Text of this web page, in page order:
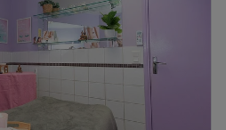
10:00
10:00 –20:00
10:00 20:00
situé à Paris 13. Ambiance
et bonne humeur